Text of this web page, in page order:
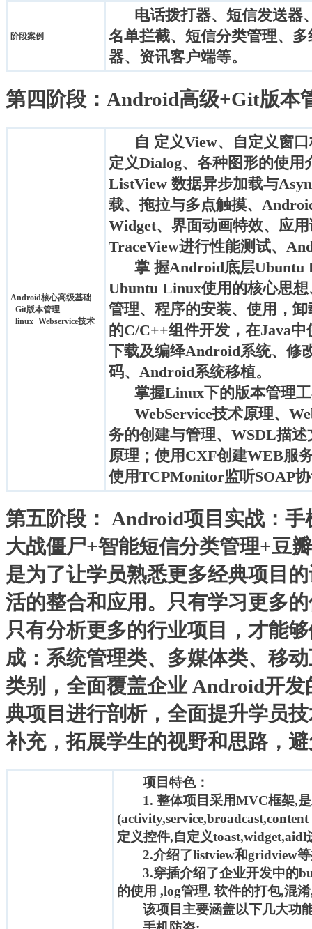
阶段案例
电话拨打器、短信发送器
名单拦截、短信分类管理、
器、资讯客户端等。
第四阶段：Android高级+Git版本
Android核心高级基础
+Git版本管理
+linux+Webservice技术
自 定义View、自定义窗
定义Dialog、各种图形的使用
ListView 数据异步加载与
载、拖拉与多点触摸、
Widget、界面动画特效、应
TraceView进行性能测试、
掌 握Android底层Ubuntu
Ubuntu Linux使用的核心思
管理、程序的安装、使用，
的C/C++组件开发，在Java
下载及编绎Android系统、修
码、Android系统移植。
掌握Linux下的版本管理
WebService技术原理、
务的创建与管理、WSDL描
原理；使用CXF创建WEB服
使用TCPMonitor监听SOAP
第五阶段： Android项目实战：
大战僵尸+智能短信分类管理+豆
是为了让学员熟悉更多经典项目
活的整合和应用。只有学习更多
只有分析更多的行业项目，才能
成：系统管理类、多媒体类、移
类别，全面覆盖企业 Android开
典项目进行剖析，全面提升学员
补充，拓展学生的视野和思路，
项目特色：
1. 整体项目采用MVC框架,
定义控件,自定义
2.介绍了listview和gridview
3.穿插介绍了企业开发中的
的使用 ,log管理. 软件的打包,混
该项目主要涵盖以下几大功